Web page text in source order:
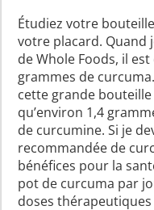
Étudiez votre
votre placard. Quand
de Whole Foods, il
grammes de
cette grande
qu’environ 1,4
de curcumine. Si je
recommandée de
bénéfices pour la
pot de curcuma par
doses